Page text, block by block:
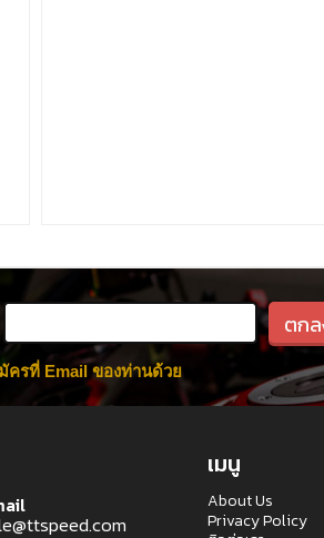
ครที่ Email ของท่านด้วย
เมนู
About Us
Privacy Policy